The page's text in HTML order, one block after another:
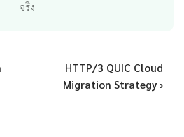
จริง
HTTP/3 QUIC Cloud
Migration Strategy ›